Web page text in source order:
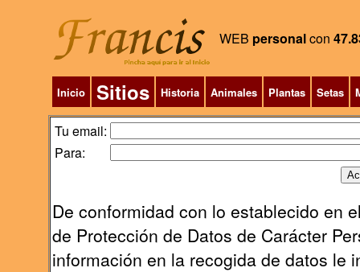
WEB personalcon
Inicio Sitios Historia Animales Plantas Setas
Tu email:
Para:
De conformidad con lo establecido en
de Protección de Datos de Carácter
información en la recogida de datos le